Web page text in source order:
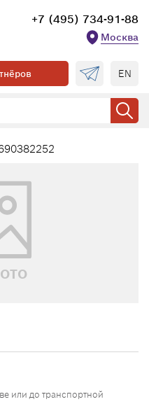
+7 (495) 734-91-88
Москва
EN
или до транспортной